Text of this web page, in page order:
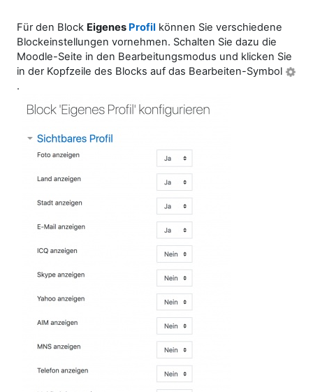
Für den Block Eigenes Profil können Sie verschiedene
Blockeinstellungen vornehmen. Schalten Sie dazu die
Moodle-Seite in den Bearbeitungsmodus und klicken Sie
in der Kopfzeile des Blocks auf das Bearbeiten-Symbol
.